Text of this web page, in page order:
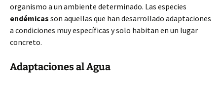
organismo a un ambiente determinado. Las especies
endémicas son aquellas que han desarrollado adaptaciones
a condiciones muy específicas y solo habitan en un lugar
concreto.
Adaptaciones al Agua